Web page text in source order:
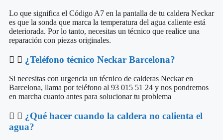
Lo que significa el Código A7 en la pantalla de tu caldera Neckar
es que la sonda que marca la temperatura del agua caliente está
deteriorada. Por lo tanto, necesitas un técnico que realice una
reparación con piezas originales.
¿Teléfono técnico Neckar Barcelona?
Si necesitas con urgencia un técnico de calderas Neckar en
Barcelona, llama por teléfono al 93 015 51 24 y nos pondremos
en marcha cuanto antes para solucionar tu problema
¿Qué hacer cuando la caldera no calienta el
agua?